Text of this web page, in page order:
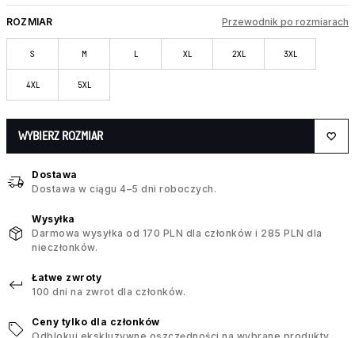
ROZMIAR Przewodnik po rozmiarach
S M L XL 2XL 3XL
4XL 5XL
WYBIERZ ROZMIAR
Dostawa
Dostawa w ciągu 4–5 dni roboczych.
Wysyłka
Darmowa wysyłka od 170 PLN dla członków i 285 PLN dla
nieczłonków.
Łatwe zwroty
100 dni na zwrot dla członków.
Ceny tylko dla członków